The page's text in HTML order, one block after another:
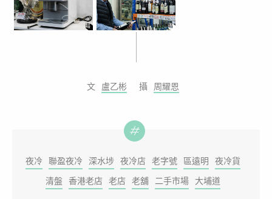
盧乙彬 周耀恩
夜冷 聯盈夜冷 深水埗 夜冷店 老字號 區遠明
夜冷貨
清盤 香港老店 老店 老舖 二手市場 大埔道